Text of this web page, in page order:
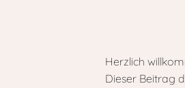
Herzlich
Dieser Beitrag